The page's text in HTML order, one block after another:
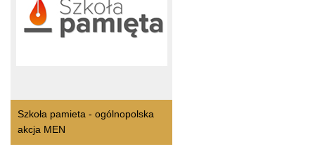
Szkoła pamieta - ogólnopolska
akcja MEN